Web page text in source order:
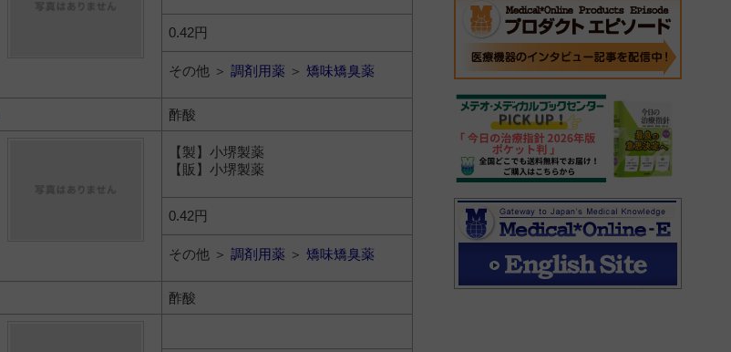
0.42円
その他 ＞ 調剤用薬 ＞ 矯味矯臭薬
酢酸
【製】小堺製薬
【販】小堺製薬
0.42円
その他 ＞ 調剤用薬 ＞ 矯味矯臭薬
酢酸